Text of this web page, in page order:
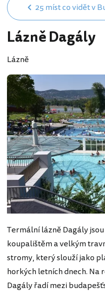
25 míst co vidět v
Lázně Dagály
Lázně
Termální lázně Dagály
koupalištěm a velkým
stromy, který slouží jako
horkých letních dnech. Na
Dagály řadí mezi